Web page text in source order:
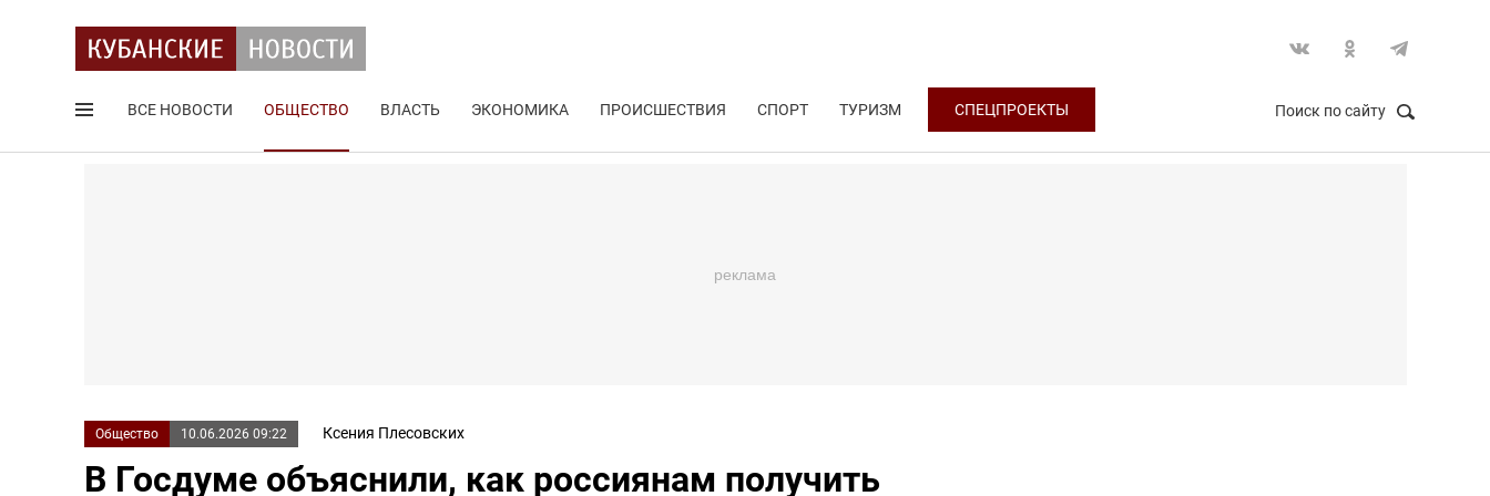
ВСЕ НОВОСТИ ОБЩЕСТВО ВЛАСТЬ ЭКОНОМИКА ПРОИСШЕСТВИЯ СПОРТ ТУРИЗМ СПЕЦПРОЕКТЫ Поиск по сайту
Общество 10.06.2026 09:22 Ксения Плесовских
В Госдуме объяснили, как россиянам получить